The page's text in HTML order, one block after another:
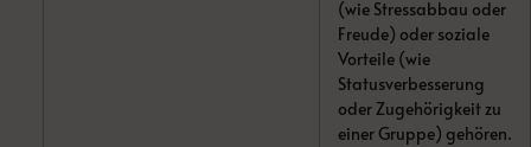
(wie Stressabbau oder
Freude) oder soziale
Vorteile (wie
Statusverbesserung
oder Zugehörigkeit zu
einer Gruppe) gehören.